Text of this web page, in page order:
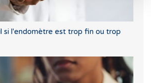
si l'endomètre est trop fin ou trop